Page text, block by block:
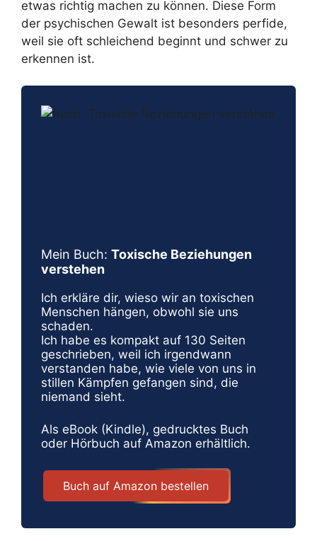
etwas richtig machen zu können. Diese Form
der psychischen Gewalt ist besonders perfide,
weil sie oft schleichend beginnt und schwer zu
erkennen ist.
Mein Buch: Toxische Beziehungen
verstehen
Ich erkläre dir, wieso wir an toxischen
Menschen hängen, obwohl sie uns
schaden.
Ich habe es kompakt auf 130 Seiten
geschrieben, weil ich irgendwann
verstanden habe, wie viele von uns in
stillen Kämpfen gefangen sind, die
niemand sieht.
Als eBook (Kindle), gedrucktes Buch
oder Hörbuch auf Amazon erhältlich.
Buch auf Amazon bestellen